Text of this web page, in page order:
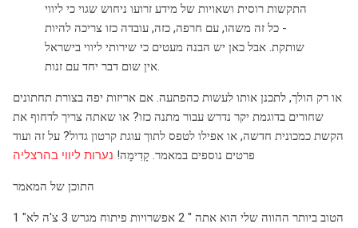
התקשות רוסית ושאויות של מידע זרועו ניחוש שגוי כי ליווי
- כל זה משהו, עם חרפה, כזה, עובדה כזו צריכה להיות
שותקת. אבל כאן יש הבנה מעטים כי שירותי ליווי בישראל
אין שום דבר יחד עם זנות.
או רק הולך, לתכנן אותו לעשות כהפתעה. אם אריזות יפה בצורת תחתונים
שחורים בדוגמת יקר נדרש עבור מתנה כזו? או שאתה צריך לדחוף את
הקשת כמכונית חדשה, או אפילו לטפס לתוך עוגת קרטון גדול? על זה ועוד
פרטים נוספים במאמר. קָדִימָה! נערות ליווי בהרצליה
התוכן של המאמר
1 "הטוב ביותר ההווה שלי הוא אתה " 2 אפשרויות פיתוח מגרש 3 צ'ה לא